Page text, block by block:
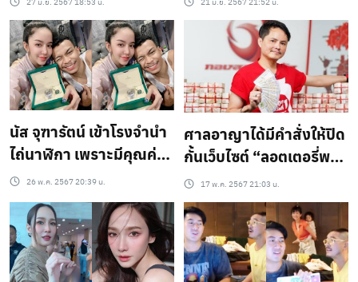
เตอร์ (มีคลิป)
นัส จุฑารัตน์ เข้าโรงจำนำ
ไถ่นาฬิกา เพราะมีคุณค่า
ทางจิตใจ (มีคลิป)
26 พ.ค. 2567 20:39 น.
ศาลอาญาได้มีคำสั่งให้ปิด
กั้นเว็บไซต์ “ลอตเตอรี่พลัส
” เข้าค่ายเว็บพนัน
17 พ.ค. 2567 21:03 น.